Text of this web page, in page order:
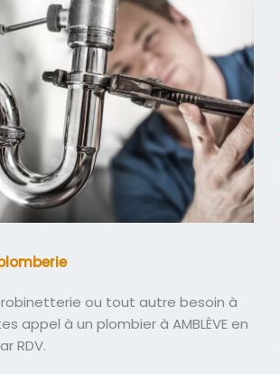
robinetterie ou tout autre besoin à
appel à un plombier à AMBLÈVE en
RDV.